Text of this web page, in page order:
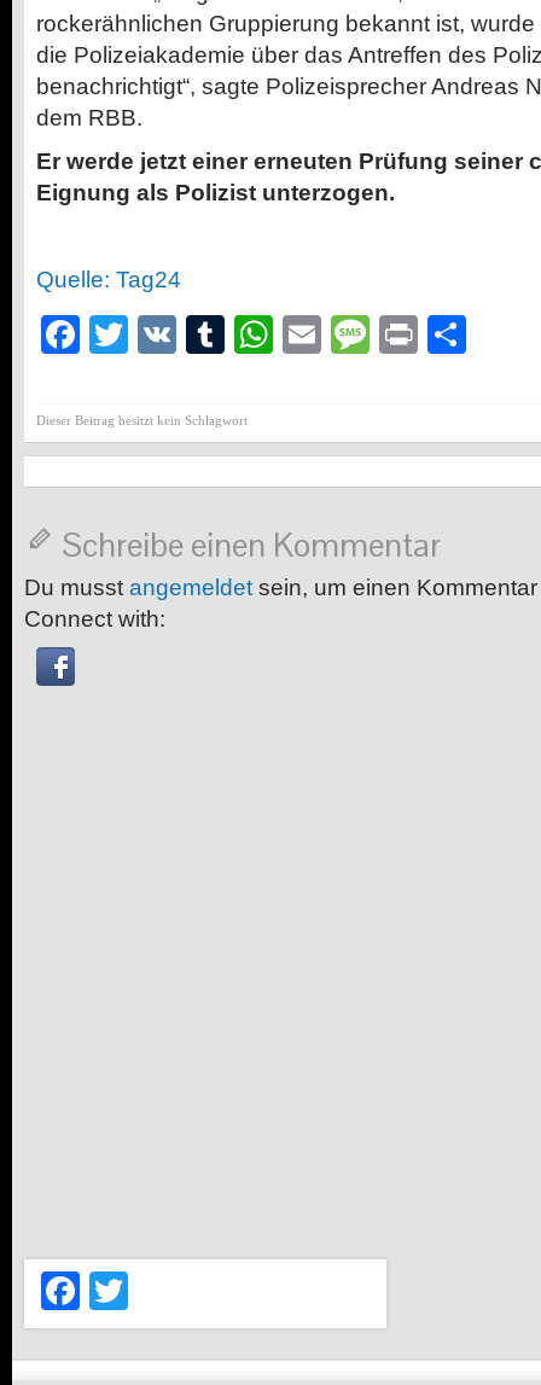
rockerähnlichen Gruppierung bekannt ist,
die Polizeiakademie über das Antreffen des
benachrichtigt“, sagte Polizeisprecher Andreas
dem RBB.
Er werde jetzt einer erneuten Prüfung seiner
Eignung als Polizist unterzogen.
Quelle: Tag24
Facebook
Twitter
VK Tumblr
WhatsApp
EmailMessage
Print
Dieser Beitrag besitzt kein Schlagwort
Schreibe einen Kommentar
Du musst angemeldet sein, um einen
Connect with:
Facebook